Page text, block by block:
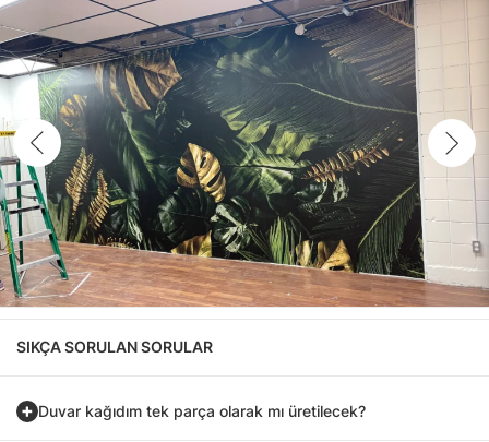
SIKÇA SORULAN SORULAR
Duvar kağıdım tek parça olarak mı üretilecek?